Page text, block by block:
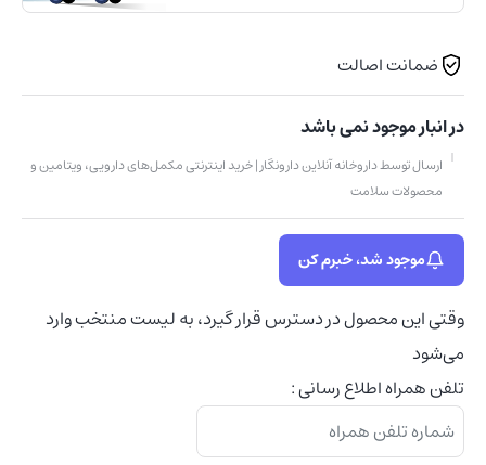
ضمانت اصالت
در انبار موجود نمی باشد
ارسال توسط داروخانه آنلاین دارونگار | خرید اینترنتی مکمل‌های دارویی، ویتامین و
محصولات سلامت
موجود شد، خبرم کن
وقتی این محصول در دسترس قرار گیرد، به لیست منتخب وارد
می‌شود
تلفن همراه اطلاع رسانی :